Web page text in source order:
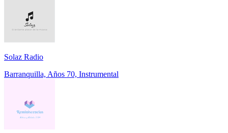
Solaz Radio
Barranquilla, Años 70, Instrumental